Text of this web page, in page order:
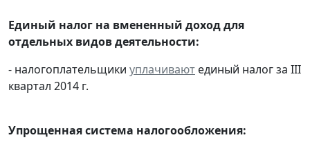
Единый налог на вмененный доход для
отдельных видов деятельности:
- налогоплательщики уплачивают единый налог за III
квартал 2014 г.
Упрощенная система налогообложения: